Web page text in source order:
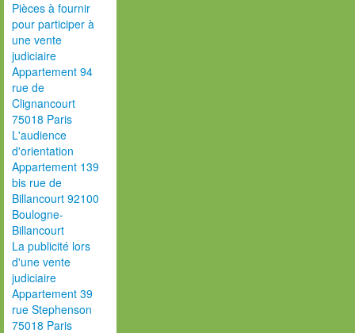
Pièces à fournir
pour participer à
une vente
judiciaire
Appartement 94
rue de
Clignancourt
75018 Paris
L'audience
d'orientation
Appartement 139
bis rue de
Billancourt 92100
Boulogne-
Billancourt
La publicité lors
d'une vente
judiciaire
Appartement 39
rue Stephenson
75018 Paris